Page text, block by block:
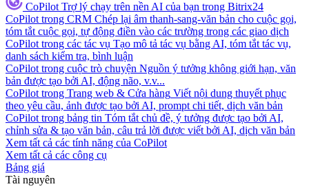
CoPilot Trợ lý chạy trên nền AI của bạn trong Bitrix24
CoPilot trong CRM Chép lại âm thanh-sang-văn bản cho cuộc gọi,
tóm tắt cuộc gọi, tự động điền vào các trường trong các giao dịch
CoPilot trong các tác vụ Tạo mô tả tác vụ bằng AI, tóm tắt tác vụ,
danh sách kiểm tra, bình luận
CoPilot trong cuộc trò chuyện Nguồn ý tưởng không giới hạn, văn
bản được tạo bởi AI, động não, v.v...
CoPilot trong Trang web & Cửa hàng Viết nội dung thuyết phục
theo yêu cầu, ảnh được tạo bởi AI, prompt chi tiết, dịch văn bản
CoPilot trong bảng tin Tóm tắt chủ đề, ý tưởng được tạo bởi AI,
chỉnh sửa & tạo văn bản, câu trả lời được viết bởi AI, dịch văn bản
Xem tất cả các tính năng của CoPilot
Xem tất cả các công cụ
Bảng giá
Tài nguyên